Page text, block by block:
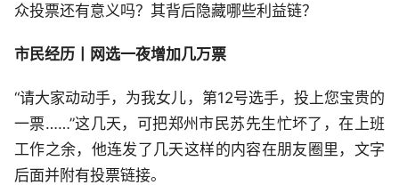
众投票还有意义吗？其背后隐藏哪些利益链？
市民经历丨网选一夜增加几万票
“请大家动动手，为我女儿，第12号选手，投上您宝贵的
一票……”这几天，可把郑州市民苏先生忙坏了，在上班
工作之余，他连发了几天这样的内容在朋友圈里，文字
后面并附有投票链接。